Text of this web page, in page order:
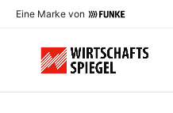
Eine Marke von